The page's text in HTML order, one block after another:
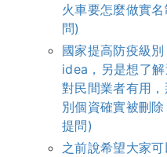
火車要怎麼做實
問)
國家提高防疫級
idea，另是想了
對民間業者有用
別個資確實被刪
提問)
之前說希望大家